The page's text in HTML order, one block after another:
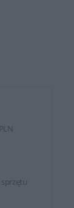
sprzętu